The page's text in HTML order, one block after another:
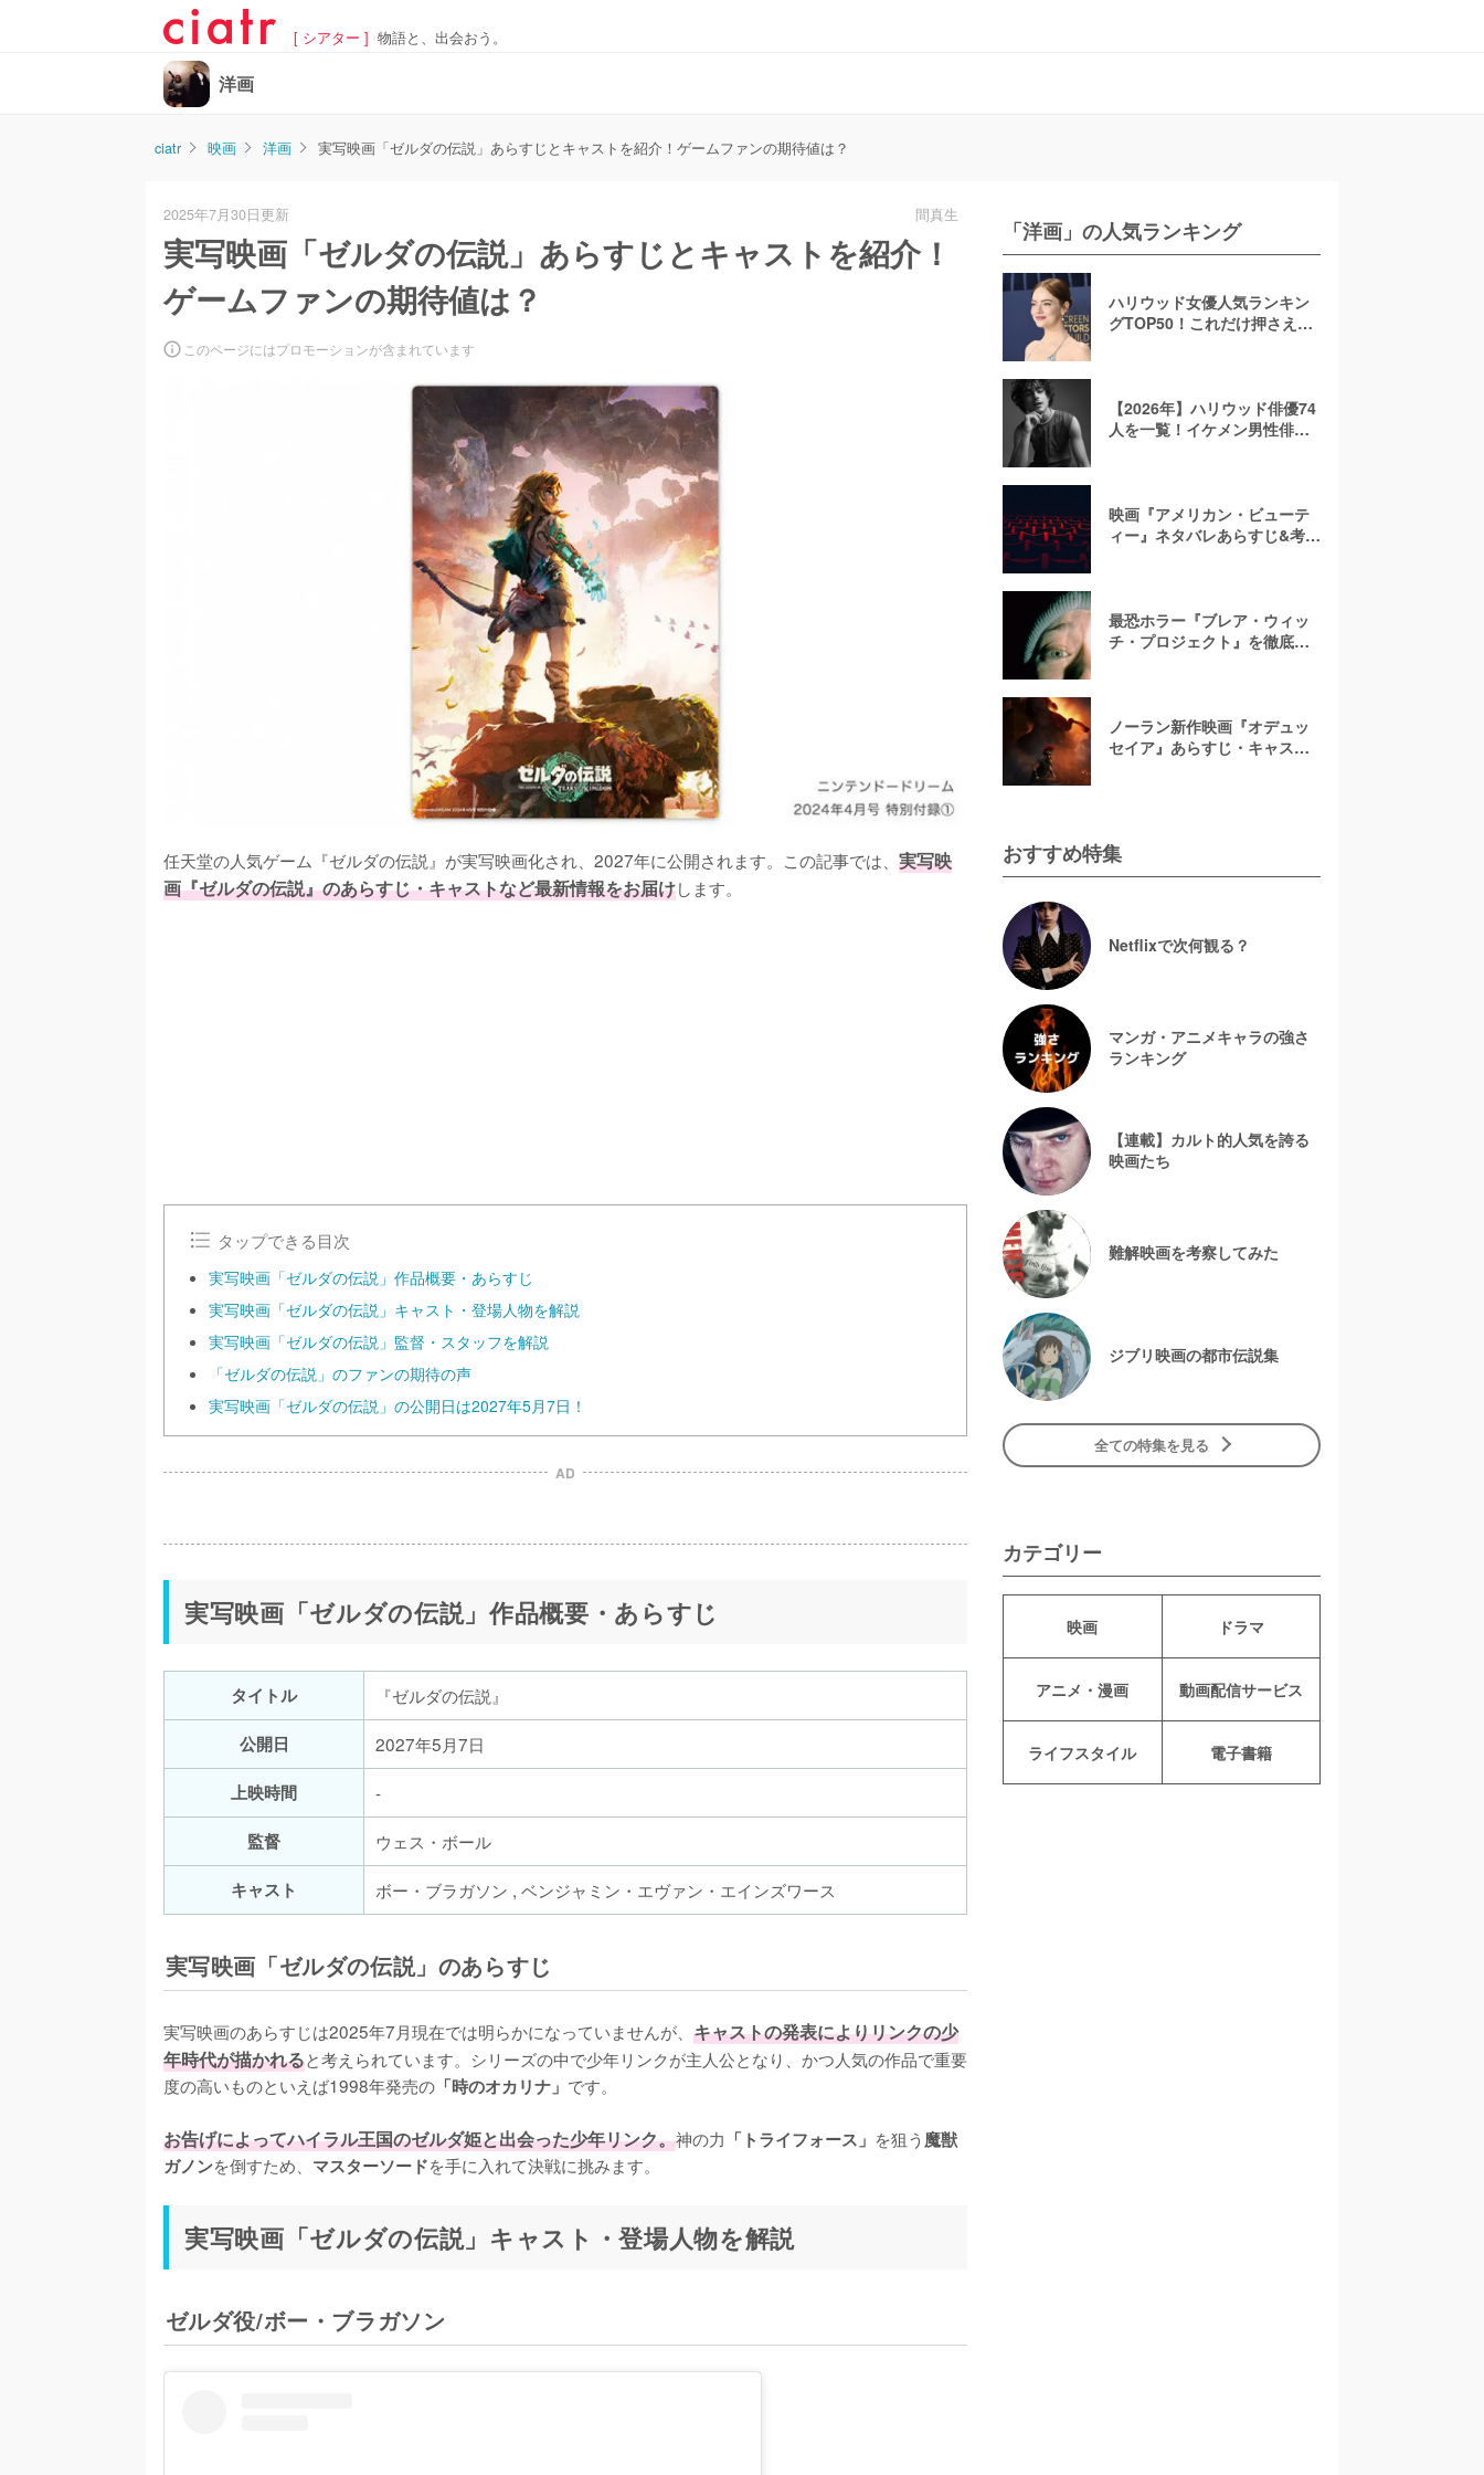
[ シアター ] 物語と、出会おう。
洋画
ciatr 映画 洋画 実写映画「ゼルダの伝説」あらすじとキャストを紹介！ゲームファンの期待値は？
2025年7月30日更新 間真生
実写映画「ゼルダの伝説」あらすじとキャストを紹介！
ゲームファンの期待値は？
このページにはプロモーションが含まれています
任天堂の人気ゲーム『ゼルダの伝説』が実写映画化され、2027年に公開されます。この記事では、 実写映
画『ゼルダの伝説』のあらすじ・キャストなど最新情報をお届け
タップできる目次
実写映画「ゼルダの伝説」作品概要・あらすじ
実写映画「ゼルダの伝説」キャスト・登場人物を解説
実写映画「ゼルダの伝説」監督・スタッフを解説
「ゼルダの伝説」のファンの期待の声
実写映画「ゼルダの伝説」の公開日は2027年5月7日！
AD
実写映画「ゼルダの伝説」作品概要・あらすじ
タイトル
『ゼルダの伝説』
公開日
2027年5月7日
上映時間
-
監督
ウェス・ボール
キャスト
ボー・ブラガソン , ベンジャミン・エヴァン・エインズワース
実写映画「ゼルダの伝説」のあらすじ
実写映画のあらすじは2025年7月現在では明らかになっていませんが、 キャストの発表によりリンクの少
年時代が描かれると考えられています。シリーズの中で少年リンクが主人公となり、かつ人気の作品で重要
度の高いものといえば1998年発売の 「時のオカリナ」 です。
お告げによってハイラル王国のゼルダ姫と出会った少年リンク。神の力 「トライフォース」 を狙う 魔獣
ガノンを倒すため、 マスターソードを手に入れて決戦に挑みます。
実写映画「ゼルダの伝説」キャスト・登場人物を解説
ゼルダ役/ボー・ブラガソン
「洋画」の人気ランキング
ハリウッド女優人気ランキン
グTOP50！これだけ押さえれ
【2026年】ハリウッド俳優74
人を一覧！イケメン男性俳優
映画『アメリカン・ビューテ
ィー』ネタバレあらすじ&考
最恐ホラー『ブレア・ウィッ
チ・プロジェクト』を徹底紹
ノーラン新作映画『オデュッ
セイア』あらすじ・キャスト
おすすめ特集
Netflixで次何観る？
マンガ・アニメキャラの強さ
ランキング
【連載】カルト的人気を誇る
映画たち
難解映画を考察してみた
ジブリ映画の都市伝説集
全ての特集を見る
カテゴリー
映画 ドラマ
アニメ・漫画 動画配信サービス
ライフスタイル 電子書籍